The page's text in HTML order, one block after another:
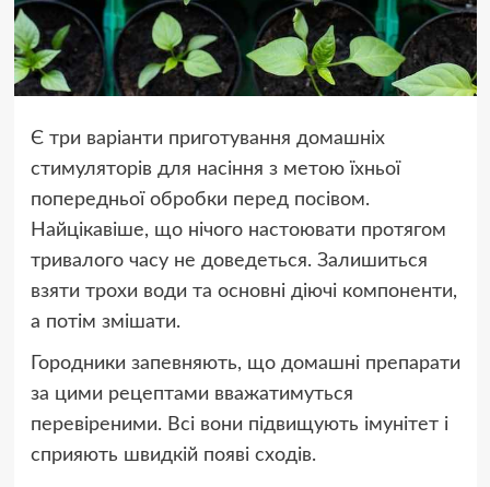
Є три варіанти приготування домашніх
стимуляторів для насіння з метою їхньої
попередньої обробки перед посівом.
Найцікавіше, що нічого настоювати протягом
тривалого часу не доведеться. Залишиться
взяти трохи води та основні діючі компоненти,
а потім змішати.
Городники запевняють, що домашні препарати
за цими рецептами вважатимуться
перевіреними. Всі вони підвищують імунітет і
сприяють швидкій появі сходів.